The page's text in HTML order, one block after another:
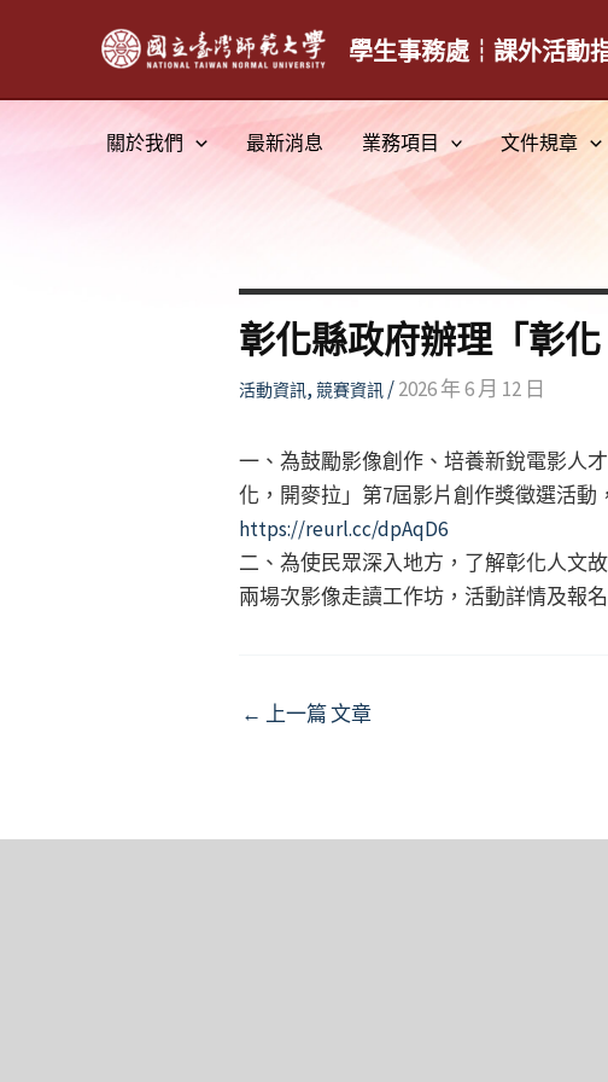
學生事務處┆課外活動
關於我們 最新消息 業務項目 文件規章
彰化縣政府辦理「彰
活動資訊, 競賽資訊/2026 年 6 月 12 日
一、為鼓勵影像創作、培養新銳電影人
化，開麥拉」第7屆影片創作獎徵選活動
https://reurl.cc/dpAqD6
二、為使民眾深入地方，了解彰化人文
兩場次影像走讀工作坊，活動詳情及報
Post
← 上一篇 文章